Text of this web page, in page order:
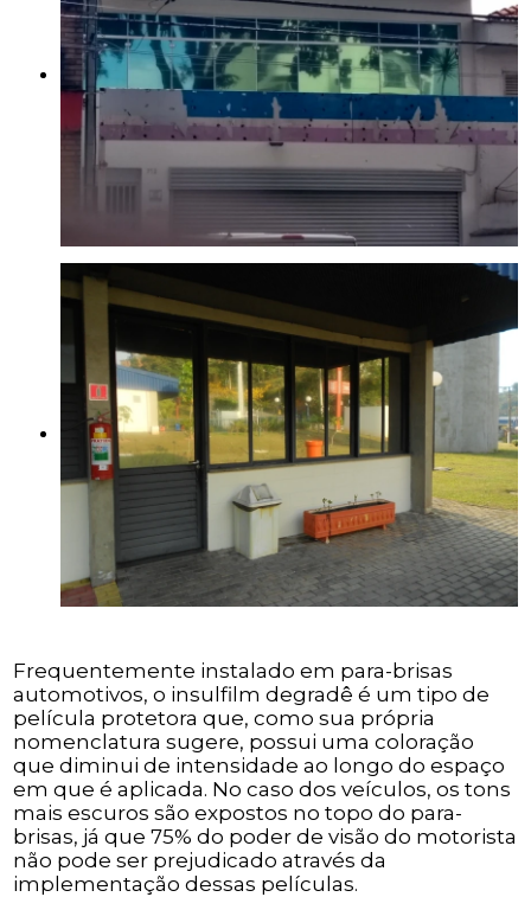
Frequentemente instalado em para-brisas
automotivos, o insulfilm degradê é um tipo de
película protetora que, como sua própria
nomenclatura sugere, possui uma coloração
que diminui de intensidade ao longo do espaço
em que é aplicada. No caso dos veículos, os tons
mais escuros são expostos no topo do para-
brisas, já que 75% do poder de visão do motorista
não pode ser prejudicado através da
implementação dessas películas.